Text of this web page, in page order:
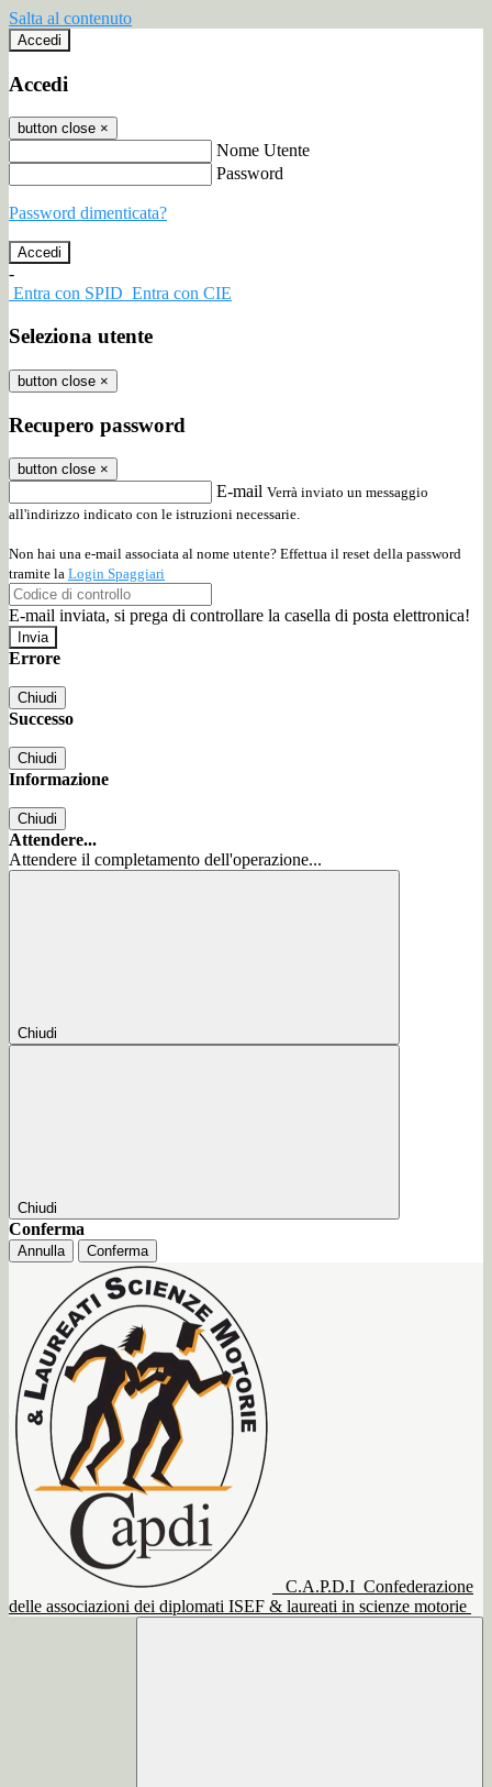
Salta al contenuto
Accedi
Accedi
button close ×
Nome Utente
Password
Password dimenticata?
-
Entra con SPID Entra con CIE
Seleziona utente
button close ×
Recupero password
button close ×
E-mail Verrà inviato un messaggio
all'indirizzo indicato con le istruzioni necessarie.
Non hai una e-mail associata al nome utente? Effettua il reset della password
tramite la Login Spaggiari
E-mail inviata, si prega di controllare la casella di posta elettronica!
Errore
Chiudi
Successo
Chiudi
Informazione
Chiudi
Attendere...
Attendere il completamento dell'operazione...
Chiudi
Chiudi
Conferma
Annulla Conferma
C.A.P.D.I Confederazione
delle associazioni dei diplomati ISEF & laureati in scienze motorie